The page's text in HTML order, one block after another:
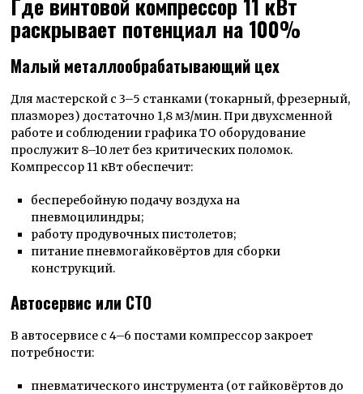
раскрывает потенциал на 100%
Малый металлообрабатывающий цех
Для мастерской с 3–5 станками (токарный, фрезерный,
плазморез) достаточно 1,8 м3/мин. При двухсменной
работе и соблюдении графика ТО оборудование
прослужит 8–10 лет без критических поломок.
Компрессор 11 кВт обеспечит:
бесперебойную подачу воздуха на
пневмоцилиндры;
работу продувочных пистолетов;
питание пневмогайковёртов для сборки
конструкций.
Автосервис или СТО
В автосервисе с 4–6 постами компрессор закроет
потребности:
пневматического инструмента (от гайковёртов до